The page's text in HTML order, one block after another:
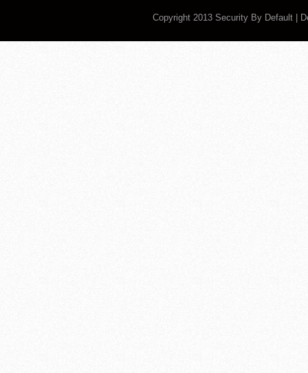
Copyright 2013 Security By Default |